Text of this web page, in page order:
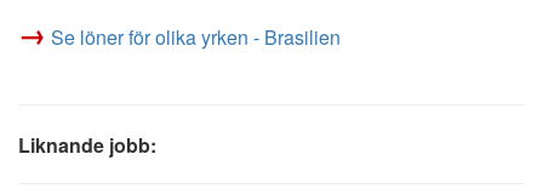
→ Se löner för olika yrken - Brasilien
Liknande jobb: